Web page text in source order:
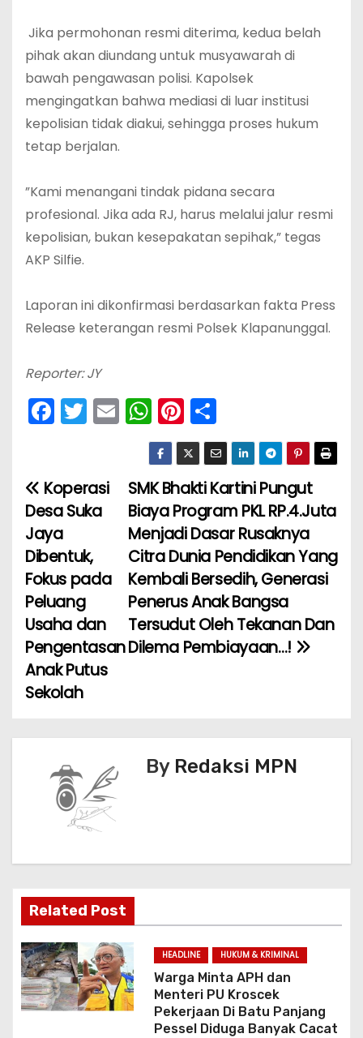
‎ Jika permohonan resmi diterima, kedua belah
pihak akan diundang untuk musyawarah di
bawah pengawasan polisi. Kapolsek
mengingatkan bahwa mediasi di luar institusi
kepolisian tidak diakui, sehingga proses hukum
tetap berjalan.
‎”Kami menangani tindak pidana secara
profesional. Jika ada RJ, harus melalui jalur resmi
kepolisian, bukan kesepakatan sepihak,” tegas
AKP Silfie.
‎Laporan ini dikonfirmasi berdasarkan fakta Press
Release keterangan resmi Polsek Klapanunggal.
Reporter: JY
F
e
b
o
o
k
T
er
E W
h
a
ts
A
p
p
Pi
nt
er
e
st
h
ar
e
N
a
v
i
g
a
s
i
SMK Bhakti Kartini Pungut
Biaya Program PKL RP.4.Juta
Menjadi Dasar Rusaknya
Citra Dunia Pendidikan Yang
Kembali Bersedih, Generasi
Penerus Anak Bangsa
Tersudut Oleh Tekanan Dan
Dilema Pembiayaan…!
Koperasi
Desa Suka
Jaya
Dibentuk,
Fokus pada
Peluang
Usaha dan
Pengentasan
Anak Putus
Sekolah
By Redaksi MPN
Related Post
HEADLINE HUKUM & KRIMINAL
Warga Minta APH dan
Menteri PU Kroscek
Pekerjaan Di Batu Panjang
Pessel Diduga Banyak Cacat